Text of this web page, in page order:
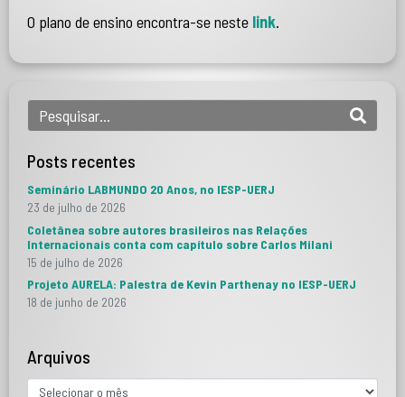
O plano de ensino encontra-se neste link.
Posts recentes
Seminário LABMUNDO 20 Anos, no IESP-UERJ
23 de julho de 2026
Coletânea sobre autores brasileiros nas Relações
Internacionais conta com capítulo sobre Carlos Milani
15 de julho de 2026
Projeto AURELA: Palestra de Kevin Parthenay no IESP-UERJ
18 de junho de 2026
Arquivos